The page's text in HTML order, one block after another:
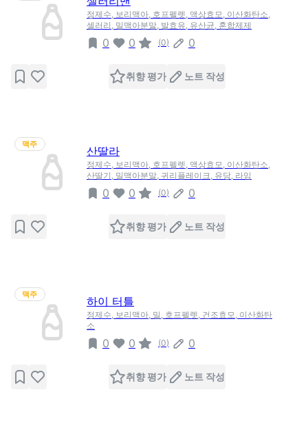
정제수, 보리맥아, 호프펠렛, 액상효모, 이산화탄소,
셀러리, 밀맥아분말, 발효유, 유산균, 혼합제제
0 0 (0) 0
취향 평가 노트 작성
맥주
산딸라
정제수, 보리맥아, 호프펠렛, 액상효모, 이산화탄소,
산딸기, 밀맥아분말, 귀리플레이크, 유당, 라임
0 0 (0) 0
취향 평가 노트 작성
맥주
하이 터틀
정제수, 보리맥아, 밀, 호프펠렛, 건조효모, 이산화탄
소
0 0 (0) 0
취향 평가 노트 작성